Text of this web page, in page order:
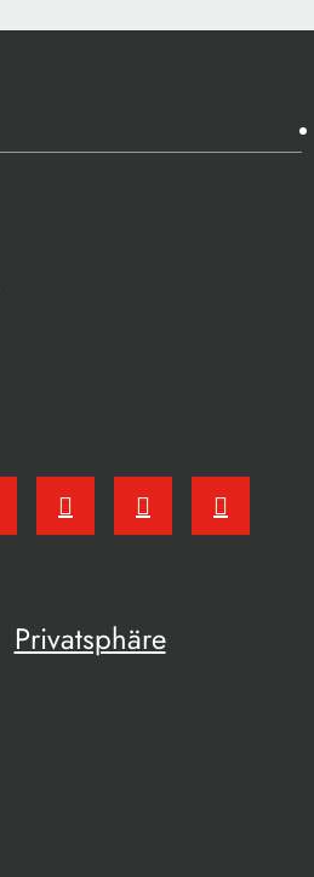
Privatsphäre